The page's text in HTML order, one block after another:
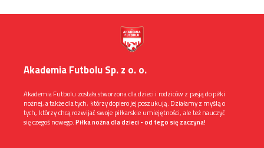
Akademia Futbolu Sp. z o. o.
Akademia Futbolu została stworzona dla dzieci i rodziców z pasją do piłki
nożnej, a także dla tych, którzy dopiero jej poszukują. Działamy z myślą o
tych, którzy chcą rozwijać swoje piłkarskie umiejętności, ale też nauczyć
się czegoś nowego.Piłka nożna dla dzieci - od tego się zaczyna!